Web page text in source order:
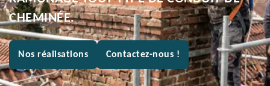
CHEMINÉE.
Nos réalisations Contactez-nous !